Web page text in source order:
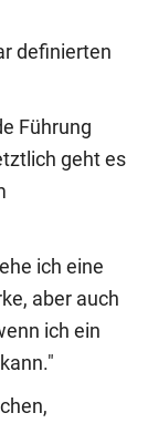
definierten
Führung
geht es
ich eine
aber auch
ich ein